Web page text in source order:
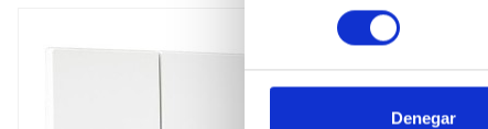
consentimiento
Denegar